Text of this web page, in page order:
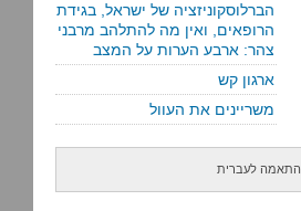
הברלוסקוניזציה של ישראל, בגידת
הרופאים, ואין מה להתלהב מרבני
צהר: ארבע הערות על המצב
ארגון קש
משריינים את העוול
התאמה לעברית